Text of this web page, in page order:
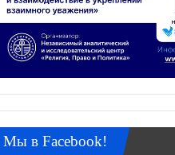
Мы в Facebook!